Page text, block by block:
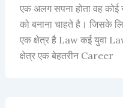
एक अलग सपना होता वह
को बनाना चाहते है। जिसके
एक क्षेत्र है Law कई युवा
क्षेत्र एक बेहतरीन Career